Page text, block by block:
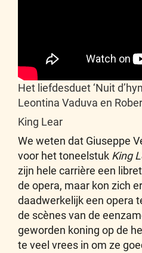
Het liefdesduet ‘Nuit
Leontina Vaduva en
King Lear
We weten dat Giuseppe
voor het toneelstuk King
zijn hele carrière een
de opera, maar kon zich
daadwerkelijk een opera
de scènes van de
geworden koning op de
te veel vrees in om ze